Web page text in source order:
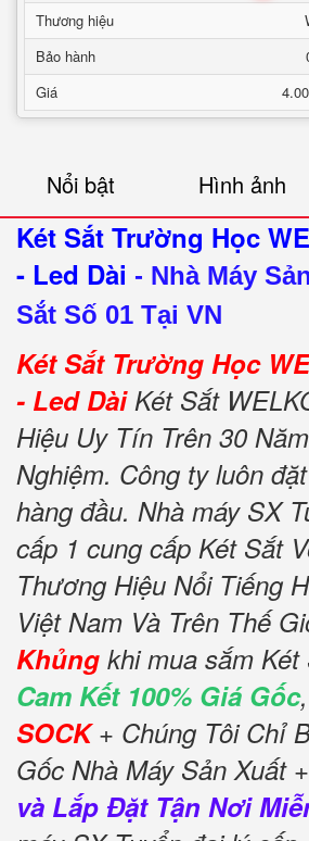
Thương hiệu
Bảo hành
Giá
Nổi bật Hình ảnh
Két Sắt Trường Học
- Led Dài - Nhà Máy
Sắt Số 01 Tại VN
Két Sắt Trường Học
- Led DàiKét Sắt
Hiệu Uy Tín Trên 30
Nghiệm. Công ty luôn
hàng đầu. Nhà máy SX
cấp 1 cung cấp Két Sắt
Thương Hiệu Nổi Tiếng
Việt Nam Và Trên Thế
Khủng khi mua sắm Két
Cam Kết 100% Giá Gốc
SOCK+ Chúng Tôi Chỉ
Gốc Nhà Máy Sản Xuất +
và Lắp Đặt Tận Nơi